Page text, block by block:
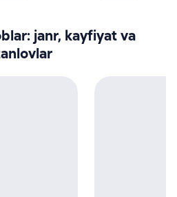
janr, kayfiyat va